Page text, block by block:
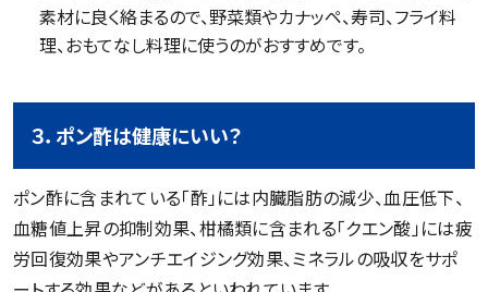
素材に良く絡まるので、野菜類やカナッペ、寿司、フライ料
理、おもてなし料理に使うのがおすすめです。
３．ポン酢は健康にいい？
ポン酢に含まれている「酢」には内臓脂肪の減少、血圧低下、
血糖値上昇の抑制効果、柑橘類に含まれる「クエン酸」には疲
労回復効果やアンチエイジング効果、ミネラルの吸収をサポ